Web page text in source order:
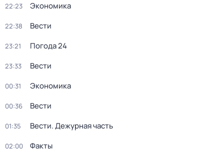
22:23 Экономика
22:38 Вести
23:21 Погода 24
23:33 Вести
00:31 Экономика
00:36 Вести
01:35 Вести. Дежурная часть
02:00 Факты